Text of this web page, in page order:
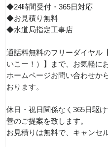
◆24時間受付・365日対応
◆お見積り無料
◆水道局指定工事店
通話料無料のフリーダイヤル
いこー！）】まで、お気軽に
ホームページお問い合わせか
おります。
休日・祝日関係なく365日駆
善のご提案を致します。
お見積りは無料で、キャンセ